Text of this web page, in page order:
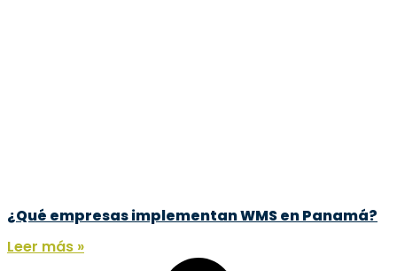
¿Qué empresas implementan WMS en Panamá?
Leer más »